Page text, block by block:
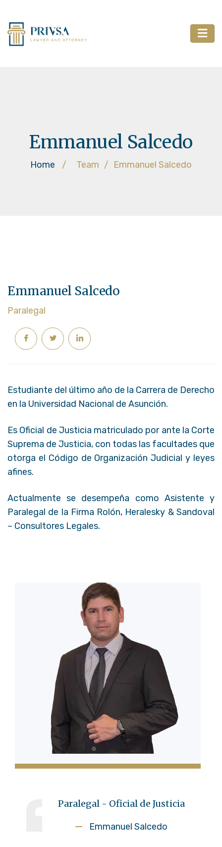
Emmanuel Salcedo
Home / Team / Emmanuel Salcedo
Emmanuel Salcedo
Paralegal
Estudiante del último año de la Carrera de Derecho
en la Universidad Nacional de Asunción.
Es Oficial de Justicia matriculado por ante la Corte
Suprema de Justicia, con todas las facultades que
otorga el Código de Organización Judicial y leyes
afines.
Actualmente se desempeña como Asistente y
Paralegal de la Firma Rolón, Heralesky & Sandoval
– Consultores Legales.
Paralegal - Oficial de Justicia
Emmanuel Salcedo